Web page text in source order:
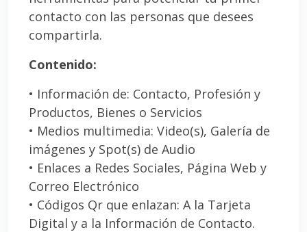
contacto con las personas que desees
compartirla.
Contenido:
• Información de: Contacto, Profesión y
Productos, Bienes o Servicios
• Medios multimedia: Video(s), Galería de
imágenes y Spot(s) de Audio
• Enlaces a Redes Sociales, Página Web y
Correo Electrónico
• Códigos Qr que enlazan: A la Tarjeta
Digital y a la Información de Contacto.